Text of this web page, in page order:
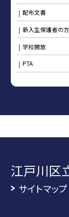
配布文書
新入生保護者の
学校開放
PTA
江戸川区
サイトマップ